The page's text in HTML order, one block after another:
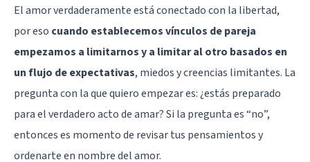
El amor verdaderamente está conectado con la libertad,
por eso cuando establecemos vínculos de pareja
empezamos a limitarnos y a limitar al otro basados en
un flujo de expectativas, miedos y creencias limitantes. La
pregunta con la que quiero empezar es: ¿estás preparado
para el verdadero acto de amar? Si la pregunta es “no”,
entonces es momento de revisar tus pensamientos y
ordenarte en nombre del amor.